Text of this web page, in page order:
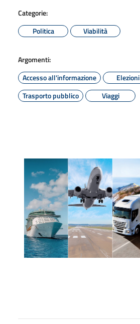
Categorie:
Politica
Viabilità
Argomenti:
Accesso all'informazione
Elezioni
Trasporto pubblico
Viaggi